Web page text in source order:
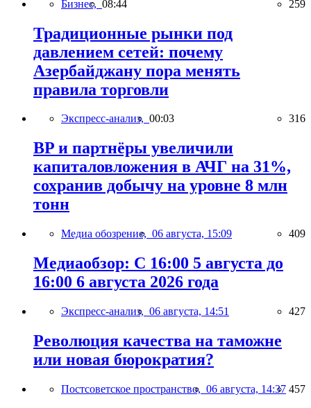
Бизнес, 08:44 259
Традиционные рынки под
давлением сетей: почему
Азербайджану пора менять
правила торговли
Экспресс-анализ, 00:03 316
BP и партнёры увеличили
капиталовложения в АЧГ на 31%,
сохранив добычу на уровне 8 млн
тонн
Медиа обозрение, 06 августа, 15:09 409
Медиаобзор: С 16:00 5 августа до
16:00 6 августа 2026 года
Экспресс-анализ, 06 августа, 14:51 427
Революция качества на таможне
или новая бюрократия?
Постсоветское пространство, 06 августа, 14:37 457